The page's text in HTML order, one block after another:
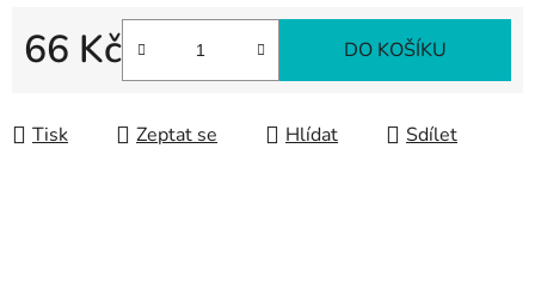
66 Kč
Měrná cena:
DO KOŠÍKU
Tisk Zeptat se Hlídat Sdílet